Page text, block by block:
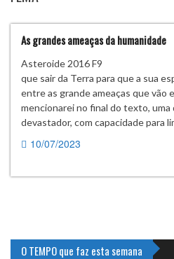
As grandes ameaças da humanidade
Asteroide 2016 F9
que sair da Terra para que a sua
entre as grande ameaças que vão
mencionarei no final do texto,
devastador, com capacidade para
10/07/2023
O TEMPO que faz esta semana